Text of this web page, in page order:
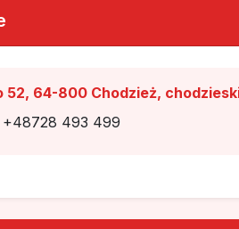
52, 64-800 Chodzież,
+48728 493 499